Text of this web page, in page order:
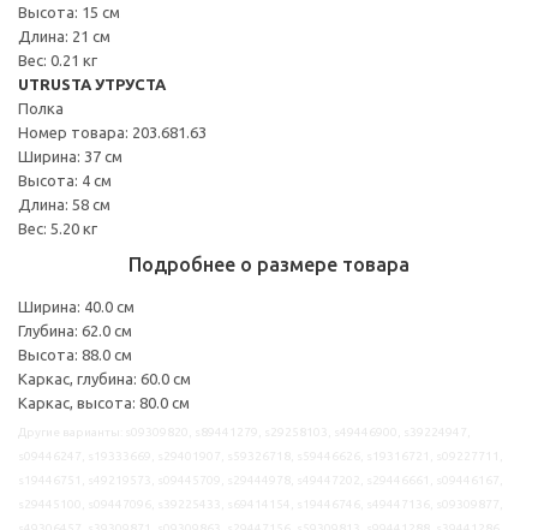
Высота: 15 см
Длина: 21 см
Вес: 0.21 кг
UTRUSTA УТРУСТА
Полка
Номер товара: 203.681.63
Ширина: 37 см
Высота: 4 см
Длина: 58 см
Вес: 5.20 кг
Подробнее о размере товара
Ширина: 40.0 см
Глубина: 62.0 см
Высота: 88.0 см
Каркас, глубина: 60.0 см
Каркас, высота: 80.0 см